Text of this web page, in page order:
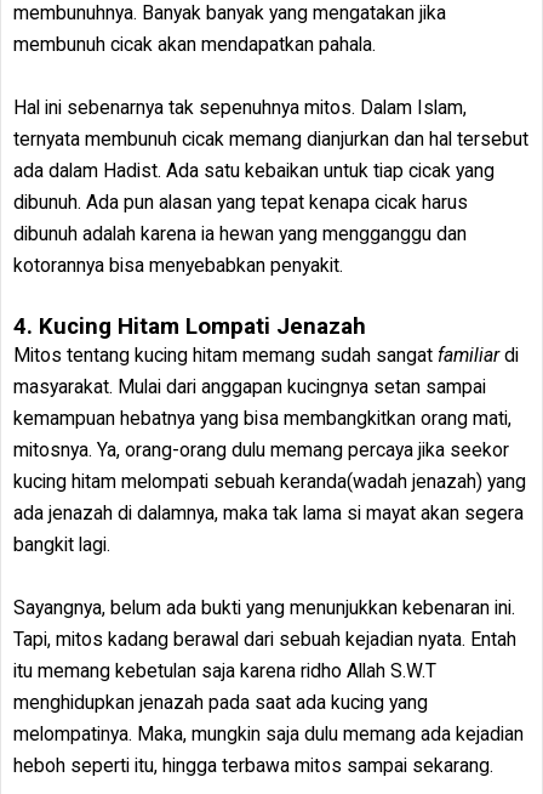
membunuhnya. Banyak banyak yang mengatakan jika
membunuh cicak akan mendapatkan pahala.
Hal ini sebenarnya tak sepenuhnya mitos. Dalam Islam,
ternyata membunuh cicak memang dianjurkan dan hal tersebut
ada dalam Hadist. Ada satu kebaikan untuk tiap cicak yang
dibunuh. Ada pun alasan yang tepat kenapa cicak harus
dibunuh adalah karena ia hewan yang mengganggu dan
kotorannya bisa menyebabkan penyakit.
4. Kucing Hitam Lompati Jenazah
Mitos tentang kucing hitam memang sudah sangat familiardi
masyarakat. Mulai dari anggapan kucingnya setan sampai
kemampuan hebatnya yang bisa membangkitkan orang mati,
mitosnya. Ya, orang-orang dulu memang percaya jika seekor
kucing hitam melompati sebuah keranda(wadah jenazah) yang
ada jenazah di dalamnya, maka tak lama si mayat akan segera
bangkit lagi.
Sayangnya, belum ada bukti yang menunjukkan kebenaran ini.
Tapi, mitos kadang berawal dari sebuah kejadian nyata. Entah
itu memang kebetulan saja karena ridho Allah S.W.T
menghidupkan jenazah pada saat ada kucing yang
melompatinya. Maka, mungkin saja dulu memang ada kejadian
heboh seperti itu, hingga terbawa mitos sampai sekarang.